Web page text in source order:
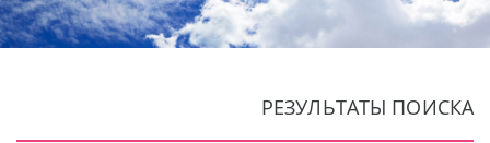
РЕЗУЛЬТАТЫ ПОИСКА